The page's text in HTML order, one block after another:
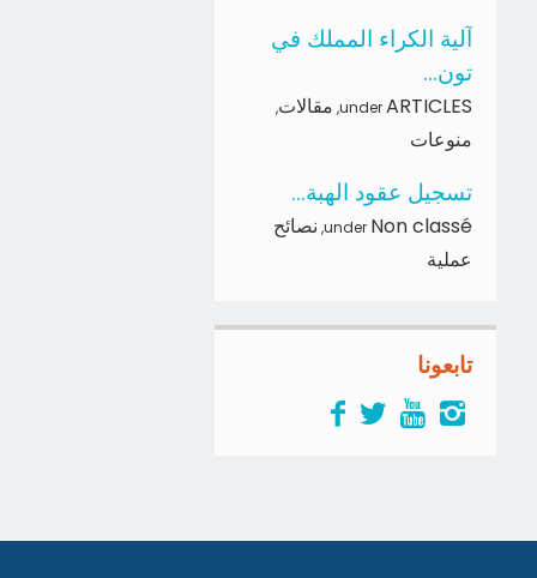
آلية الكراء المملك في
تون...
underARTICLES
, مقالات,
منوعات
تسجيل عقود الهبة...
under Non classé
, نصائح
عملية
تابعونا